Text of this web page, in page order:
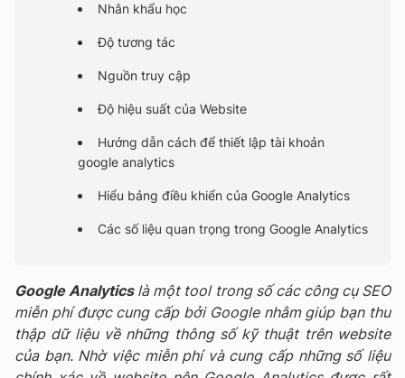
Nhân khẩu học
Độ tương tác
Nguồn truy cập
Độ hiệu suất của Website
Hướng dẫn cách để thiết lập tài khoản
google analytics
Hiểu bảng điều khiển của Google Analytics
Các số liệu quan trọng trong Google Analytics
Google Analyticslà một tool trong số các công cụ SEO
miễn phí được cung cấp bởi Google nhằm giúp bạn thu
thập dữ liệu về những thông số kỹ thuật trên website
của bạn. Nhờ việc miễn phí và cung cấp những số liệu